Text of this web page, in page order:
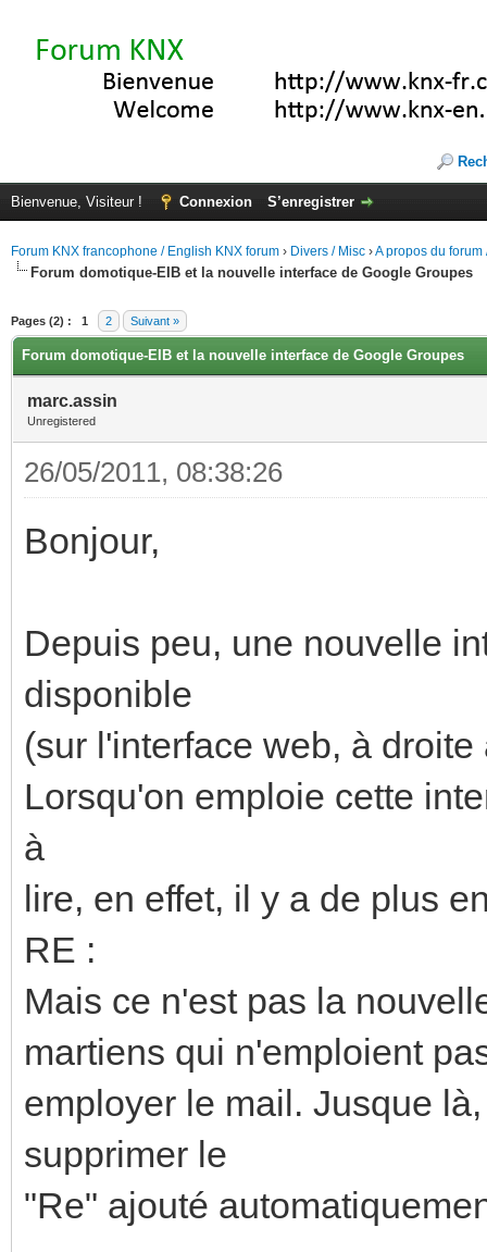
Bienvenue, Visiteur ! Connexion S’enregistrer
Forum KNX francophone / English KNX forum › Divers / Misc ›A propos du forum
Forum domotique-EIB et la nouvelle interface de Google Groupes
Pages (2) : 1 2 Suivant »
Forum domotique-EIB et la nouvelle interface de Google Groupes
marc.assin
Unregistered
26/05/2011, 08:38:26
Bonjour,
Depuis peu, une nouvelle
disponible
(sur l'interface web, à droite
Lorsqu'on emploie cette
à
lire, en effet, il y a de plus
RE :
Mais ce n'est pas la
martiens qui n'emploient
employer le mail. Jusque
supprimer le
"Re" ajouté